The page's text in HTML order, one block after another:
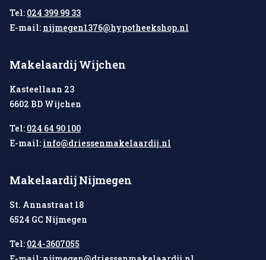
Tel: 024 399 99 33
E-mail: nijmegen1376@hypotheekshop.nl
Makelaardij Wijchen
Kasteellaan 23
6602 BD Wijchen
Tel: 024 64 90 100
E-mail: info@driessenmakelaardij.nl
Makelaardij Nijmegen
St. Annastraat 18
6524 GC Nijmegen
Tel: 024-3607055